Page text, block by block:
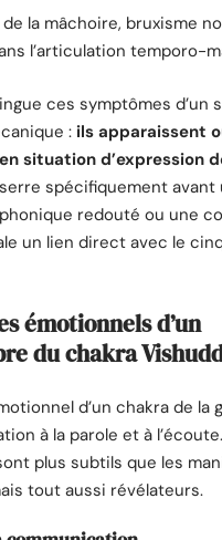
la mâchoire, bruxisme
l’articulation temporo-
ces symptômes d’un
: ils apparaissent
situation d’expression
spécifiquement avant
redouté ou une
un lien direct avec le
émotionnels d’un
du chakra
d’un chakra de la
à la parole et à
plus subtils que les
tout aussi révélateurs.